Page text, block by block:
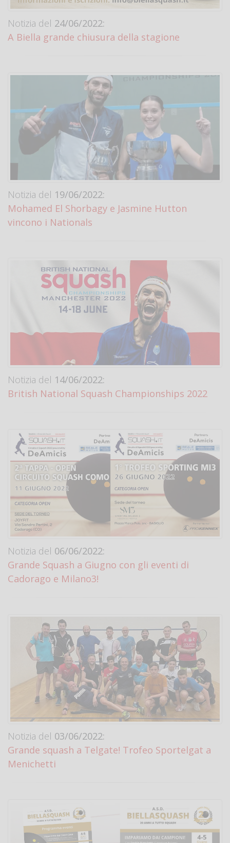
Notizia del 24/06/2022:
A Biella grande chiusura della stagione
Notizia del 19/06/2022:
Mohamed El Shorbagy e Jasmine Hutton
vincono i Nationals
Notizia del 14/06/2022:
British National Squash Championships 2022
Notizia del 06/06/2022:
Grande Squash a Giugno con gli eventi di
Cadorago e Milano3!
Notizia del 03/06/2022:
Grande squash a Telgate! Trofeo Sportelgat a
Menichetti